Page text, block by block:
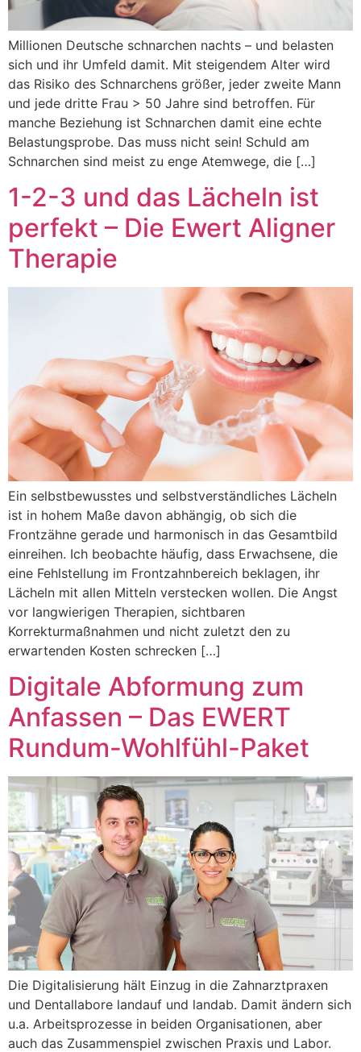
Millionen Deutsche schnarchen nachts – und belasten
sich und ihr Umfeld damit. Mit steigendem Alter wird
das Risiko des Schnarchens größer, jeder zweite Mann
und jede dritte Frau > 50 Jahre sind betroffen. Für
manche Beziehung ist Schnarchen damit eine echte
Belastungsprobe. Das muss nicht sein! Schuld am
Schnarchen sind meist zu enge Atemwege, die […]
1-2-3 und das Lächeln ist
perfekt – Die Ewert Aligner
Therapie
Ein selbstbewusstes und selbstverständliches Lächeln
ist in hohem Maße davon abhängig, ob sich die
Frontzähne gerade und harmonisch in das Gesamtbild
einreihen. Ich beobachte häufig, dass Erwachsene, die
eine Fehlstellung im Frontzahnbereich beklagen, ihr
Lächeln mit allen Mitteln verstecken wollen. Die Angst
vor langwierigen Therapien, sichtbaren
Korrekturmaßnahmen und nicht zuletzt den zu
erwartenden Kosten schrecken […]
Digitale Abformung zum
Anfassen – Das EWERT
Rundum-Wohlfühl-Paket
Die Digitalisierung hält Einzug in die Zahnarztpraxen
und Dentallabore landauf und landab. Damit ändern sich
u.a. Arbeitsprozesse in beiden Organisationen, aber
auch das Zusammenspiel zwischen Praxis und Labor.